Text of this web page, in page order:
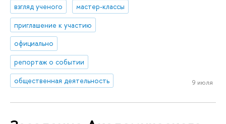
взгляд ученого
мастер-классы
приглашение к участию
официально
репортаж о событии
общественная деятельность
9 июля